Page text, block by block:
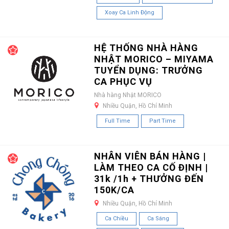
Xoay Ca Linh Động
HỆ THỐNG NHÀ HÀNG
NHẬT MORICO – MIYAMA
TUYỂN DỤNG: TRƯỞNG
CA PHỤC VỤ
Nhà hàng Nhật MORICO
Nhiều Quận, Hồ Chí Minh
Full Time Part Time
NHÂN VIÊN BÁN HÀNG |
LÀM THEO CA CỐ ĐỊNH |
31k /1h + THƯỞNG ĐẾN
150K/CA
Nhiều Quận, Hồ Chí Minh
Ca Chiều Ca Sáng